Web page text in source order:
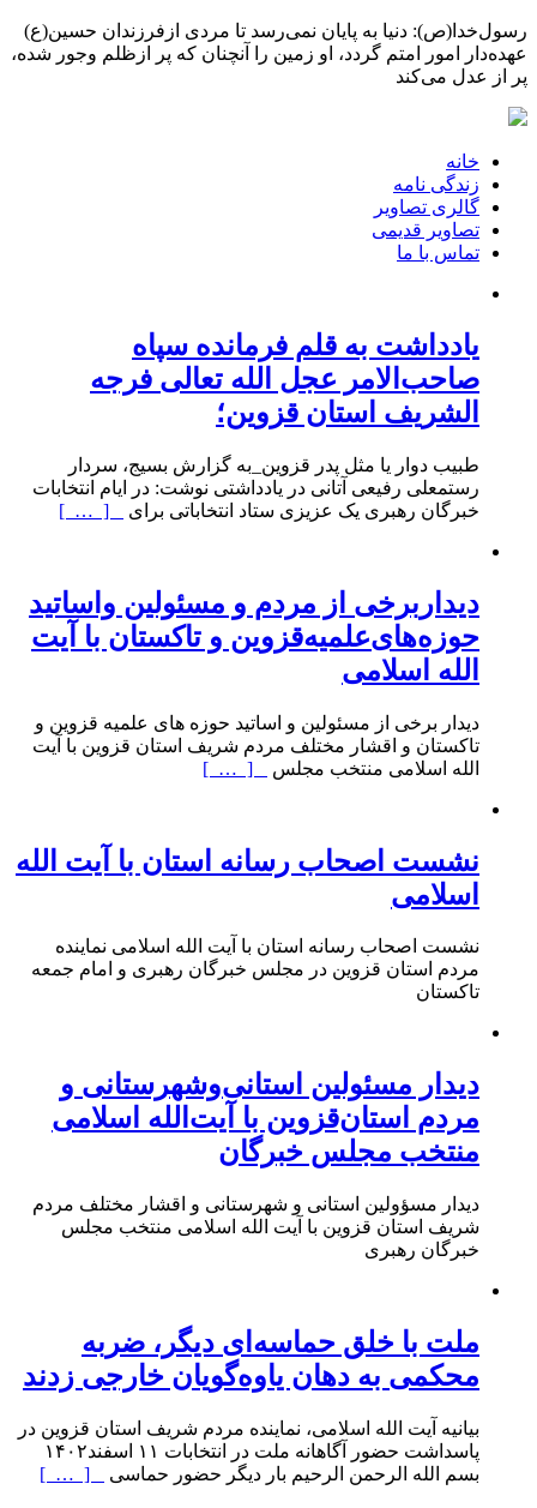
رسول‌خدا(ص): دنیا به پایان نمی‌رسد تا مردی ازفرزندان حسین(ع)
عهده‌دار امور امتم گردد، او زمین را آنچنان که پر ازظلم وجور شده،
پر از عدل می‌کند
خانه
زندگی نامه
گالری تصاویر
تصاویر قدیمی
تماس با ما
یادداشت به قلم فرمانده سپاه
صاحب‌الامر عجل الله تعالی فرجه
الشریف استان قزوین؛
طبیب دوار یا مثل پدر قزوین_به گزارش بسیج، سردار
رستمعلی رفیعی آتانی در یادداشتی نوشت: در ایام انتخابات
خبرگان رهبری یک عزیزی ستاد انتخاباتی برای
[ … ]
دیداربرخی از مردم و مسئولین واساتید
حوزه‌های‌علمیه‌قزوین و تاکستان با آیت
الله اسلامی
دیدار برخی از مسئولین و اساتید حوزه های علمیه قزوین و
تاکستان و اقشار مختلف مردم شریف استان قزوین با آیت
الله اسلامی منتخب مجلس
[ … ]
نشست اصحاب رسانه استان با آیت الله
اسلامی
نشست اصحاب رسانه استان با آیت الله اسلامی نماینده
مردم استان قزوین در مجلس خبرگان رهبری و امام جمعه
تاکستان
دیدار مسئولین استانی‌وشهرستانی و
مردم‌ استان‌قزوین با آیت‌الله‌ اسلامی
منتخب مجلس‌ خبرگان
دیدار مسؤولین استانی و شهرستانی و اقشار مختلف مردم
شریف استان قزوین با آیت الله اسلامی منتخب مجلس
خبرگان رهبری
ملت با خلق حماسه‌ای دیگر، ضربه
محکمی به دهان یاوه‌گویان خارجی زدند
بیانیه آیت الله اسلامی، نماینده مردم شریف استان قزوین در
پاسداشت حضور آگاهانه ملت در انتخابات ۱۱ اسفند۱۴۰۲
بسم الله الرحمن الرحیم بار دیگر حضور حماسی
[ … ]